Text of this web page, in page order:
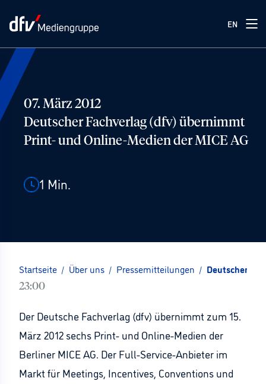
EN
07. März 2012
Deutscher Fachverlag (dfv) übernimmt
Print- und Online-Medien der MICE AG
1 Min.
Startseite / Über uns / Pressemitteilungen / Deutscher
23:00
Der Deutsche Fachverlag (dfv) übernimmt zum 15.
März 2012 sechs Print- und Online-Medien der
Berliner MICE AG. Der Full-Service-Anbieter im
Markt für Meetings, Incentives, Conventions und